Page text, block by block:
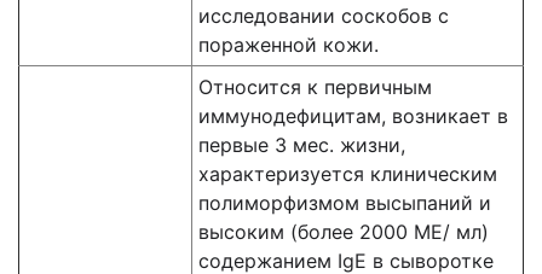
исследовании соскобов с
пораженной кожи.
Относится к первичным
иммунодефицитам, возникает в
первые 3 мес. жизни,
характеризуется клиническим
полиморфизмом высыпаний и
высоким (более 2000 ME/ мл)
содержанием IgE в сыворотке